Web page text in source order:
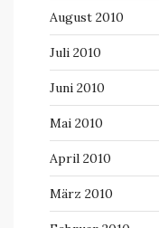
August 2010
Juli 2010
Juni 2010
Mai 2010
April 2010
März 2010